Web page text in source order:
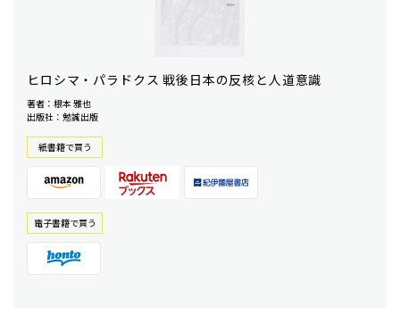
ヒロシマ・パラドクス 戦後日本の反核と人道意識
著者：根本 雅也
出版社：勉誠出版
紙書籍で買う
電⼦書籍で買う